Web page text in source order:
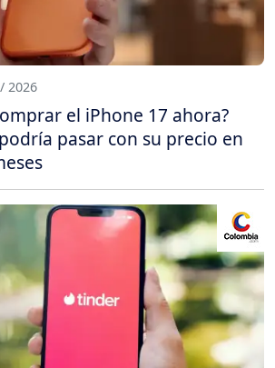
2026
el iPhone 17 ahora?
pasar con su precio en